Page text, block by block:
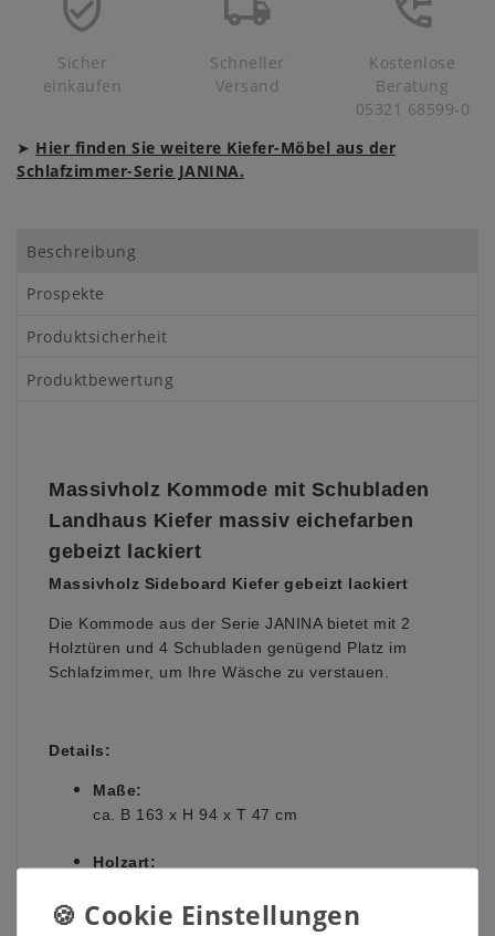
Sicher
einkaufen
Schneller
Versand
Kostenlose
Beratung
05321 68599-0
➤ Hier finden Sie weitere Kiefer-Möbel aus der
Schlafzimmer-Serie JANINA.
Beschreibung
Prospekte
Produktsicherheit
Produktbewertung
Massivholz Kommode mit Schubladen
Landhaus Kiefer massiv eichefarben
gebeizt lackiert
Massivholz Sideboard Kiefer gebeizt lackiert
Die Kommode aus der Serie JANINA bietet mit 2
Holztüren und 4 Schubladen genügend Platz im
Schlafzimmer, um Ihre Wäsche zu verstauen.
Details:
Maße:
ca. B 163 x H 94 x T 47 cm
Holzart: